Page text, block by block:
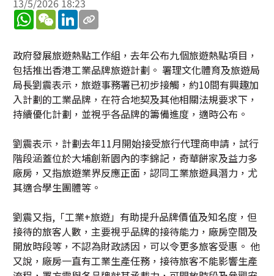
13/5/2026 18:23
WhatsApp
WeChatLinkedIn
政府發展旅遊熱點工作組，去年公布九個旅遊熱點項目，
包括推出香港工業品牌旅遊計劃。 署理文化體育及旅遊局
局長劉震表示，旅遊事務署已初步接觸，約10間有興趣加
入計劃的工業品牌，在符合地契及其他相關法規要求下，
持續優化計劃，並視乎各品牌的籌備進度，適時公布。
劉震表示，計劃去年11月開始接受旅行代理商申請，試行
階段涵蓋位於大埔創新園內的李錦記，奇華餅家及益力多
廠房，又指旅遊業界反應正面，認同工業旅遊具潛力，尤
其適合學生團體等。
劉震又指,「工業+旅遊」有助提升品牌價值及知名度，但
接待的旅客人數，主要視乎品牌的接待能力，廠房空間及
開放時段等，不認為財政誘因，可以令更多旅客受惠。 他
又說，廠房一直有工業生產任務，接待旅客不能影響生產